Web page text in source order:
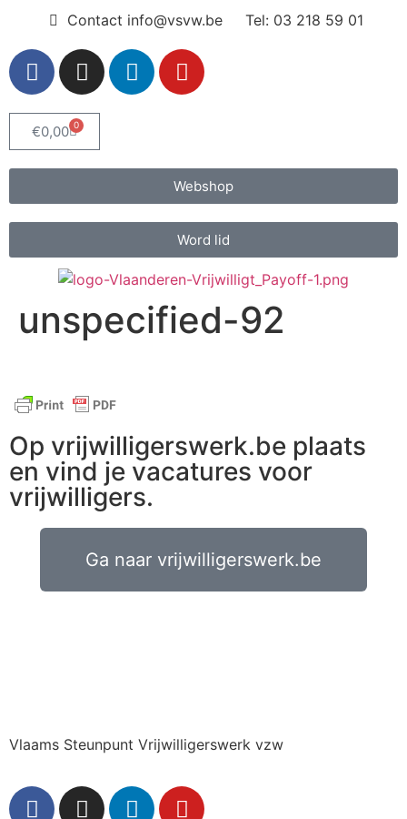
Contact info@vsvw.be Tel: 03 218 59 01
€0,00 0
Webshop
Word lid
unspecified-92
Op vrijwilligerswerk.be plaats
en vind je vacatures voor
vrijwilligers.
Ga naar vrijwilligerswerk.be
Vlaams Steunpunt Vrijwilligerswerk vzw